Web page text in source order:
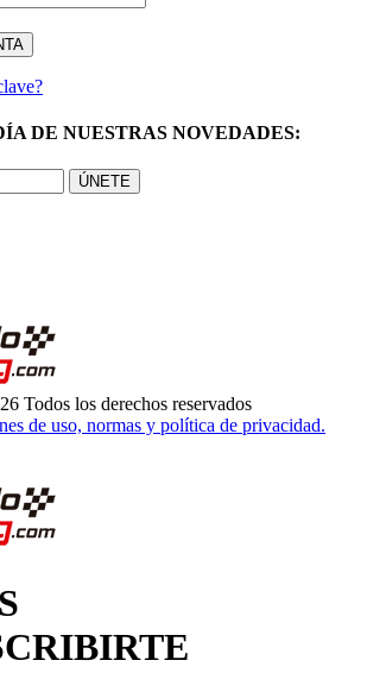
DE NUESTRAS NOVEDADES:
ÚNETE
Todos los derechos reservados
de uso, normas y política de privacidad.